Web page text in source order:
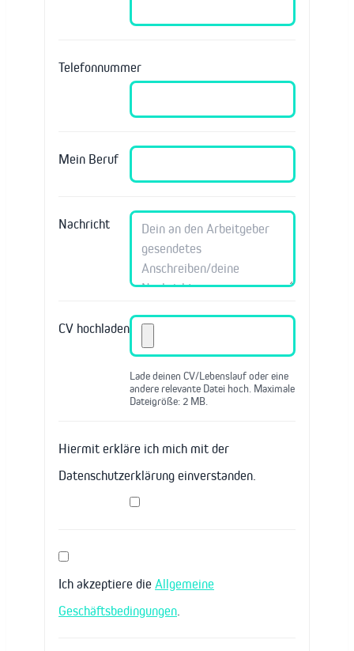
Telefonnummer
Mein Beruf
Nachricht
CV hochladen
Lade deinen CV/Lebenslauf oder eine
andere relevante Datei hoch. Maximale
Dateigröße: 2 MB.
Hiermit erkläre ich mich mit der
Datenschutzerklärung einverstanden.
Ich akzeptiere die Allgemeine
Geschäftsbedingungen.